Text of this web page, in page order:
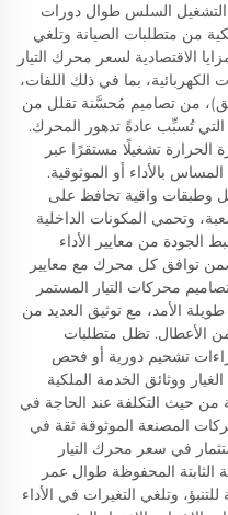
التشغيل السلس طوال دورات
من متطلبات الصيانة وتلغي
الاقتصادية لسعر محرك التيار
الكهربائية، بما في ذلك اللفات،
من تصاميم مُحسَّنة تقلل من
التي تُسبِّب عادةً تدهور المحرك.
الحرارة تشغيلًا مستقرًا عبر
بالأداء أو الموثوقية.
وطبقات واقية تحافظ على
وتحمي المكونات الداخلية
الجودة من معايير الأداء
توافق كل محرك مع معايير
محركات التيار المستمر
الأمد، مع توثيق العديد من
الأعطال. تظل متطلبات
تشحيم دورية أو فحص
ووثائق الخدمة الملكية
من حيث التكلفة عند الحاجة في
المصنعة الموثوقة ثقة في
في سعر محرك التيار
الثابتة المحفوظة طوال عمر
وتلغي التغيرات في الأداء